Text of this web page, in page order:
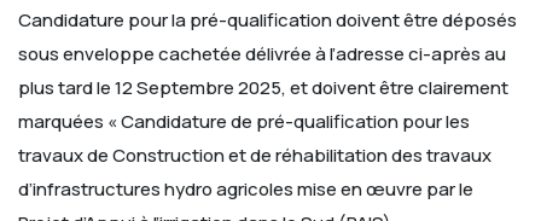
Candidature pour la pré-qualification doivent être déposés
sous enveloppe cachetée délivrée à l’adresse ci-après au
plus tard le 12 Septembre 2025, et doivent être clairement
marquées « Candidature de pré-qualification pour les
travaux de Construction et de réhabilitation des travaux
d’infrastructures hydro agricoles mise en œuvre par le